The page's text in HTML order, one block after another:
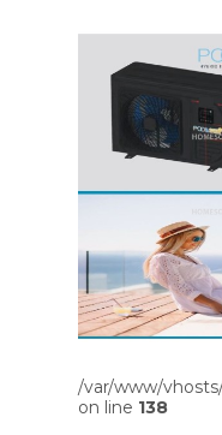
/var/www/
on line 138